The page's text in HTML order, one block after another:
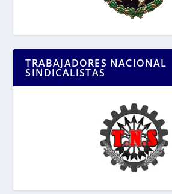
TRABAJADORES NACIONAL
SINDICALISTAS